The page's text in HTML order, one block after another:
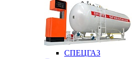
СПЕЦГАЗ